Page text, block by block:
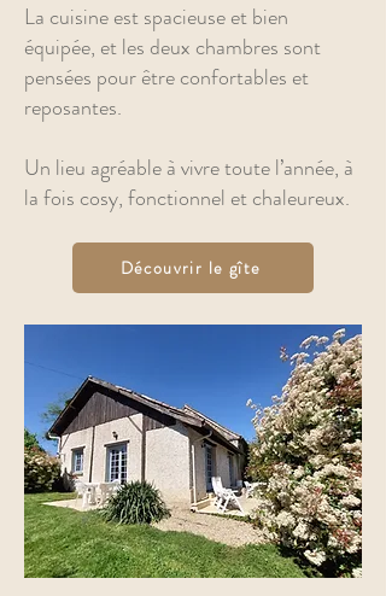
La cuisine est spacieuse et bien
équipée, et les deux chambres sont
pensées pour être confortables et
reposantes.
Un lieu agréable à vivre toute l’année, à
la fois cosy, fonctionnel et chaleureux.
Découvrir le gîte